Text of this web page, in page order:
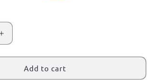
Increase
quantity
for
MelchorAdd to cart